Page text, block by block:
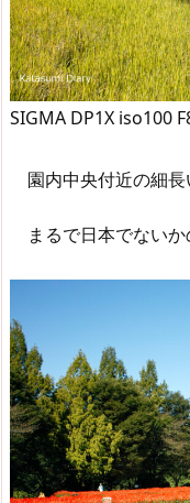
SIGMA DP1X iso100
園内中央付近の細長
まるで日本でないか